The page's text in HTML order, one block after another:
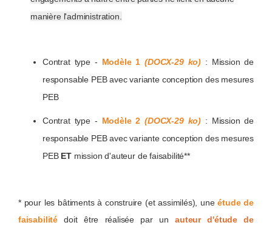
manière l'administration.
Contrat type - Modèle 1 (DOCX-29 ko) : Mission de
responsable PEB avec variante conception des mesures
PEB
Contrat type - Modèle 2 (DOCX-29 ko) : Mission de
responsable PEB avec variante conception des mesures
PEB ET mission d'auteur de faisabilité**
* pour les bâtiments à construire (et assimilés), uneétude de
faisabilité doit être réalisée par unauteur d'étude de